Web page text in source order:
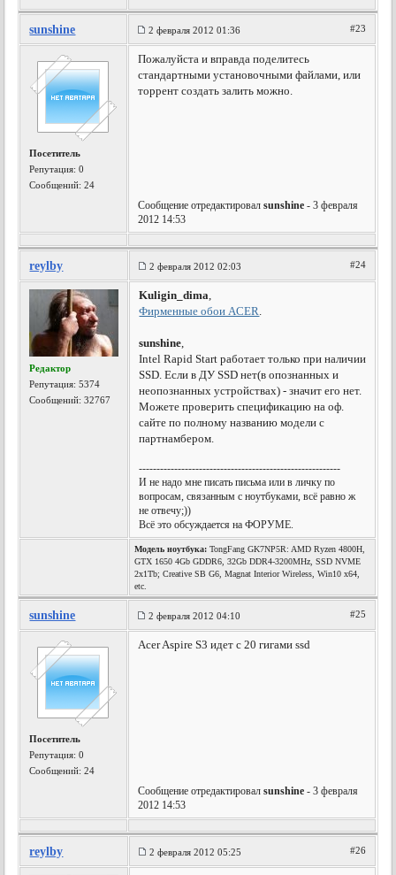
sunshine 2 февраля 2012 01:36 #23
Посетитель
Репутация:0
Сообщений: 24
Пожалуйста и вправда поделитесь
стандартными установочными файлами, или
торрент создать залить можно.
Сообщение отредактировалsunshine - 3 февраля
2012 14:53
reylby 2 февраля 2012 02:03 #24
Редактор
Репутация:5374
Сообщений: 32767
Kuligin_dima,
Фирменные обои ACER.
sunshine,
Intel Rapid Start работает только при наличии
SSD. Если в ДУ SSD нет(в опознанных и
неопознанных устройствах) - значит его нет.
Можете проверить спецификацию на оф.
сайте по полному названию модели с
партнамбером.
---------------------------------------------------------
И не надо мне писать письма или в личку по
вопросам, связанным с ноутбуками, всё равно ж
не отвечу;))
Всё это обсуждается на ФОРУМЕ.
Модель ноутбука: TongFang GK7NP5R: AMD Ryzen 4800H,
GTX 1650 4Gb GDDR6, 32Gb DDR4-3200MHz, SSD NVME
2x1Tb; Creative SB G6, Magnat Interior Wireless, Win10 x64,
etc.
sunshine 2 февраля 2012 04:10 #25
Посетитель
Репутация:0
Сообщений: 24
Acer Aspire S3 идет с 20 гигами ssd
Сообщение отредактировалsunshine - 3 февраля
2012 14:53
reylby 2 февраля 2012 05:25 #26